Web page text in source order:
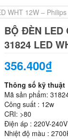
WHT 12W – Philips
BỘ ĐÈN LED
31824 LED
356.400₫
Thông số kỹ thuật
Mã sản phẩm:
Công suất : 12w
CRI: >80
Điện áp : 220V-240V
Nhiệt độ màu :